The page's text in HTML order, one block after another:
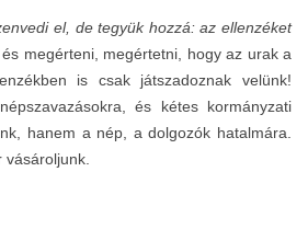
el, de tegyük hozzá: az ellenzéket
megérteni, megértetni, hogy az urak a
is csak játszadoznak velünk!
és kétes kormányzati
hanem a nép, a dolgozók hatalmára.